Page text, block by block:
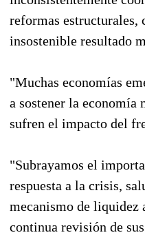
reformas estructurales,
insostenible resultado
"Muchas economías
a sostener la economía
sufren el impacto del
"Subrayamos el
respuesta a la crisis,
mecanismo de liquidez
continua revisión de